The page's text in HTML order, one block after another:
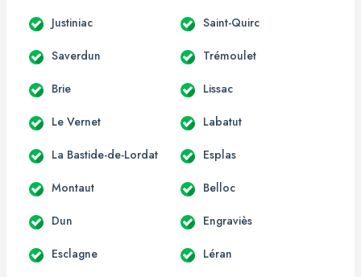
Justiniac Saint-Quirc
Saverdun Trémoulet
Brie Lissac
Le Vernet Labatut
La Bastide-de-Lordat Esplas
Montaut Belloc
Dun Engraviès
Esclagne Léran